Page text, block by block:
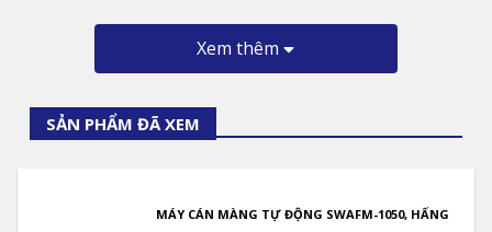
Xem thêm
SẢN PHẨM ĐÃ XEM
MÁY CÁN MÀNG TỰ ĐỘNG SWAFM-1050, HẤNG